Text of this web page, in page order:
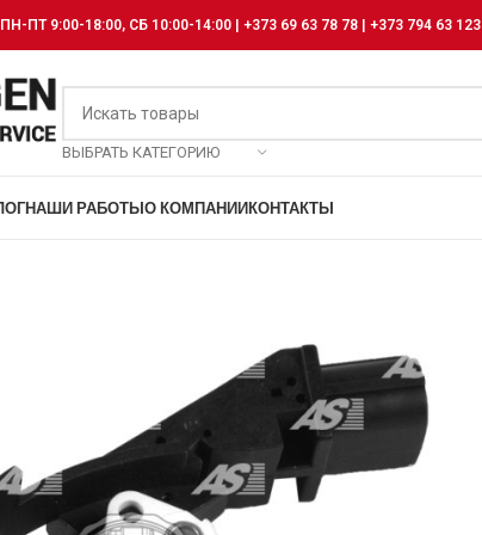
ПН-ПТ 9:00-18:00, СБ 10:00-14:00 | +373 69 63 78 78 | +373 794 63 123
ВЫБРАТЬ КАТЕГОРИЮ
НАШИ РАБОТЫО КОМПАНИИКОНТАКТЫ